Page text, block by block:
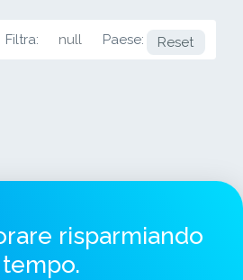
Filtra: null Paese: PL
Reset
risparmiando
tempo.